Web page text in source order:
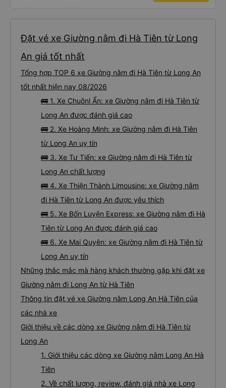
Đặt vé xe Giường nằm đi Hà Tiên từ Long
An giá tốt nhất
Tổng hợp TOP 6 xe Giường nằm đi Hà Tiên từ Long An
tốt nhất hiện nay 08/2026
🚌 1. Xe Chuônl Ẩn: xe Giường nằm đi Hà Tiên từ
Long An được đánh giá cao
🚌 2. Xe Hoàng Minh: xe Giường nằm đi Hà Tiên
từ Long An uy tín
🚌 3. Xe Tư Tiến: xe Giường nằm đi Hà Tiên từ
Long An chất lượng
🚌 4. Xe Thiện Thành Limousine: xe Giường nằm
đi Hà Tiên từ Long An được yêu thích
🚌 5. Xe Bốn Luyện Express: xe Giường nằm đi Hà
Tiên từ Long An được đánh giá cao
🚌 6. Xe Mai Quyên: xe Giường nằm đi Hà Tiên từ
Long An uy tín
Những thắc mắc mà hàng khách thường gặp khi đặt xe
Giường nằm đi Long An từ Hà Tiên
Thông tin đặt vé xe Giường nằm Long An Hà Tiên của
các nhà xe
Giới thiệu về các dòng xe Giường nằm đi Hà Tiên từ
Long An
1. Giới thiệu các dòng xe Giường nằm Long An Hà
Tiên
2. Về chất lượng, review, đánh giá nhà xe Long